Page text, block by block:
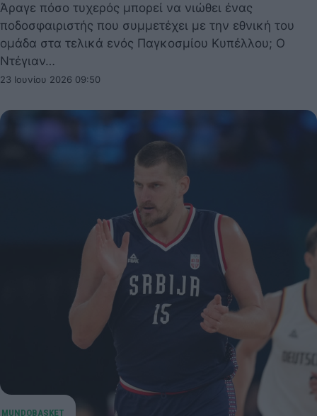
Άραγε πόσο τυχερός μπορεί να νιώθει ένας
ποδοσφαιριστής που συμμετέχει με την εθνική του
ομάδα στα τελικά ενός Παγκοσμίου Κυπέλλου; Ο
Ντέγιαν…
23 Ιουνίου 2026 09:50